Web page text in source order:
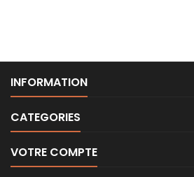
INFORMATION
CATEGORIES
VOTRE COMPTE